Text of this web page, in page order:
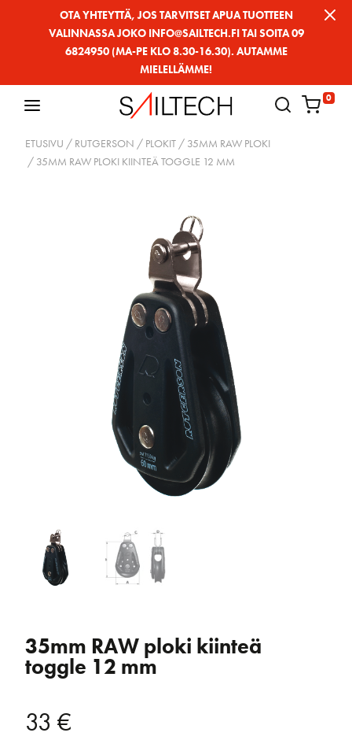
OTA YHTEYTTÄ, JOS TARVITSET APUA TUOTTEEN
VALINNASSA JOKO INFO@SAILTECH.FI TAI SOITA 09
6824950 (MA-PE KLO 8.30-16.30). AUTAMME
MIELELLÄMME!
0
ETUSIVU / RUTGERSON / PLOKIT / 35MM RAW PLOKI
/ 35MM RAW PLOKI KIINTEÄ TOGGLE 12 MM
35mm RAW ploki kiinteä
toggle 12 mm
33 €